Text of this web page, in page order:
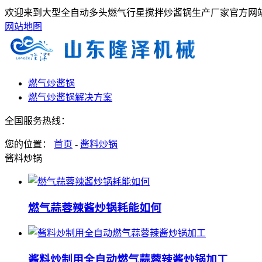
欢迎来到大型全自动多头燃气行星搅拌炒酱锅生产厂家官方网
网站地图
燃气炒酱锅
燃气炒酱锅解决方案
全国服务热线：
您的位置： 首页 - 酱料炒锅
酱料炒锅
燃气蒜蓉辣酱炒锅耗能如何
酱料炒制用全自动燃气蒜蓉辣酱炒锅加工